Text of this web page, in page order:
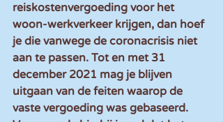
reiskostenvergoeding voor het
woon-werkverkeer krijgen, dan hoef
je die vanwege de coronacrisis niet
aan te passen. Tot en met 31
december 2021 mag je blijven
uitgaan van de feiten waarop de
vaste vergoeding was gebaseerd.